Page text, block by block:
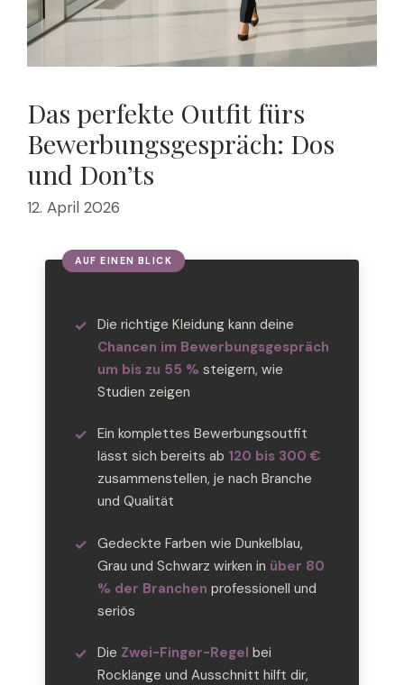
Das perfekte Outfit fürs
Bewerbungsgespräch: Dos
und Don’ts
12. April 2026
Die richtige Kleidung kann deine
Chancen im Bewerbungsgespräch
um bis zu 55 % steigern, wie
Studien zeigen
Ein komplettes Bewerbungsoutfit
lässt sich bereits ab 120 bis 300 €
zusammenstellen, je nach Branche
und Qualität
Gedeckte Farben wie Dunkelblau,
Grau und Schwarz wirken in über 80
% der Branchen professionell und
seriös
Die Zwei-Finger-Regel bei
Rocklänge und Ausschnitt hilft dir,